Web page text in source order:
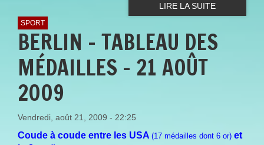
LIRE LA SUITE
SPORT
BERLIN - TABLEAU DES
MÉDAILLES - 21 AOÛT
2009
Vendredi, août 21, 2009 - 22:25
Coude à coude entre les USA (17 médailles dont 6 or) et